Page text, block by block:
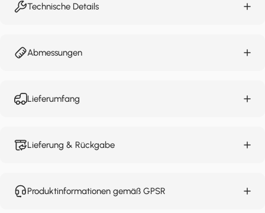
Technische Details
Abmessungen
Lieferumfang
Lieferung & Rückgabe
Produktinformationen gemäß GPSR